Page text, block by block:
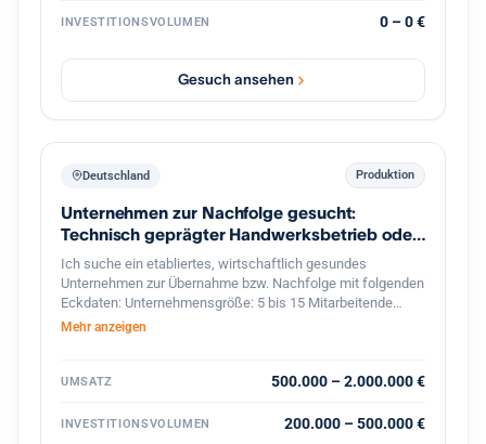
INVESTITIONSVOLUMEN 0 – 0 €
Gesuch ansehen
Deutschland Produktion
Unternehmen zur Nachfolge gesucht:
Technisch geprägter Handwerksbetrieb oder
KMU
Ich suche ein etabliertes, wirtschaftlich gesundes
Unternehmen zur Übernahme bzw. Nachfolge mit folgenden
Eckdaten: Unternehmensgröße: 5 bis 15 Mitarbeitende
Umsatz: etwa 800.000 bis 2 Mio. Euro Branche: Handwerk,
stabiler, möglichst diversifizierter Kundenstamm Produkte &
ersetzenden Technologien oder Leistungen Perspektive:
Mehr anzeigen
UMSATZ 500.000 – 2.000.000 €
INVESTITIONSVOLUMEN 200.000 – 500.000 €